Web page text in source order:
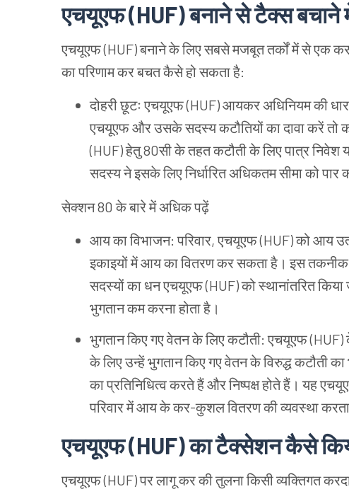
एचयूएफ (HUF) बनानेसेटैक्सबचाने
एचयूएफ (HUF) बनानेकेलिएसबसेमजबूततर्कोंमेंसेएक
कापरिणामकरबचतकैसेहोसकताहै:
दोहरीछूटः एचयूएफ (HUF) आयकरअधिनियमकी
एचयूएफऔरउसकेसदस्यकटौतियोंकादावाकरेंतो
(HUF) हेतु 80सीकेतहतकटौतीकेलिएपात्रनिवेश
सदस्यनेइसकेलिएनिर्धारितअधिकतमसीमाकोपार
सेक्शन 80 केबारेमेंअधिकपढ़ें
आयकाविभाजन: परिवार, एचयूएफ (HUF) कोआय
इकाइयोंमेंआयकावितरणकरसकताहै। इसतकनीक
सदस्योंका धनएचयूएफ (HUF) कोस्थानांतरितकिया
भुगतानकमकरनाहोताहै।
भुगतानकिएगएवेतनकेलिएकटौती: एचयूएफ (HUF)
केलिएउन्हेंभुगतानकिएगएवेतनकेविरुद्धकटौतीका
काप्रतिनिधित्वकरतेहैंऔरनिष्पक्षहोतेहैं। यह
परिवारमेंआयकेकर-कुशलवितरणकीव्यवस्थाकरता
एचयूएफ (HUF) काटैक्सेशनकैसे
एचयूएफ (HUF) परलागूकरकीतुलनाकिसीव्यक्तिगत